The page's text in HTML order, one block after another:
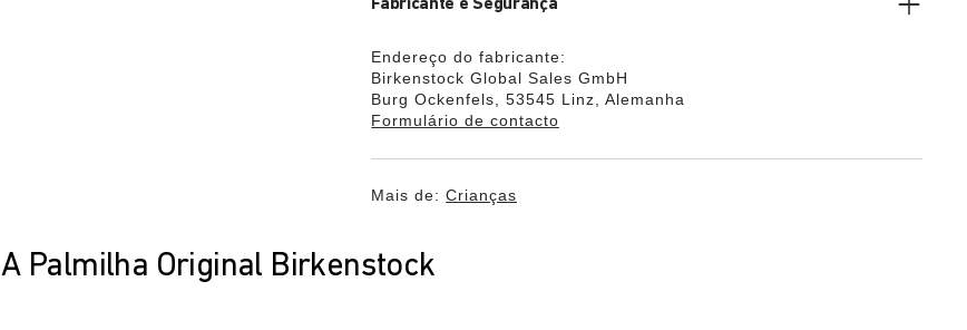
Fabricante e Segurança
Endereço do fabricante:
Birkenstock Global Sales GmbH
Burg Ockenfels, 53545 Linz, Alemanha
Formulário de contacto
Mais de:Crianças
A Palmilha Original Birkenstock